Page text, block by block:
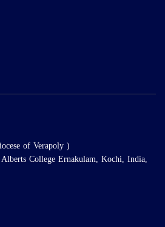
of Verapoly )
College Ernakulam, Kochi, India,